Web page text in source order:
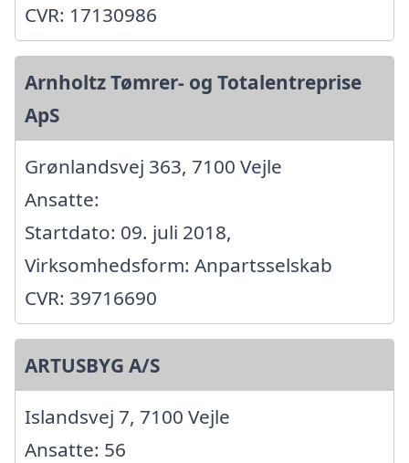
CVR: 17130986
Arnholtz Tømrer- og Totalentreprise
ApS
Grønlandsvej 363, 7100 Vejle
Ansatte:
Startdato: 09. juli 2018,
Virksomhedsform: Anpartsselskab
CVR: 39716690
ARTUSBYG A/S
Islandsvej 7, 7100 Vejle
Ansatte: 56